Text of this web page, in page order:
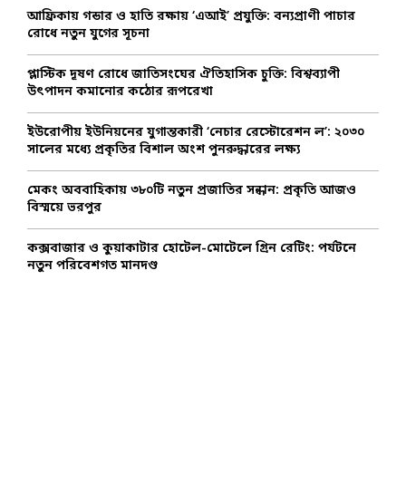
r
আফ্রিকায় গন্ডার ও হাতি রক্ষায় ‘এআই’ প্রযুক্তি: বন্যপ্রাণী পাচার
রোধে নতুন যুগের সূচনা
প্লাস্টিক দূষণ রোধে জাতিসংঘের ঐতিহাসিক চুক্তি: বিশ্বব্যাপী
উৎপাদন কমানোর কঠোর রূপরেখা
ইউরোপীয় ইউনিয়নের যুগান্তকারী ‘নেচার রেস্টোরেশন ল’: ২০৩০
সালের মধ্যে প্রকৃতির বিশাল অংশ পুনরুদ্ধারের লক্ষ্য
মেকং অববাহিকায় ৩৮০টি নতুন প্রজাতির সন্ধান: প্রকৃতি আজও
বিস্ময়ে ভরপুর
কক্সবাজার ও কুয়াকাটার হোটেল-মোটেলে গ্রিন রেটিং: পর্যটনে
নতুন পরিবেশগত মানদণ্ড